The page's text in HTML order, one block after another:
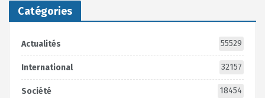
Catégories
Actualités 55529
International 32157
Société 18454